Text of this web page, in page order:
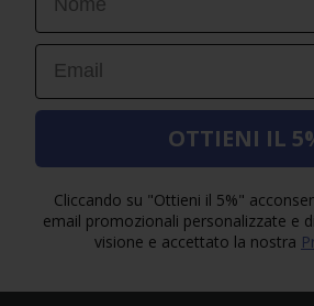
Email
OTTIENI IL
Cliccando su "Ottieni il 5%"
email promozionali personalizzate e
visione e accettato la nostra